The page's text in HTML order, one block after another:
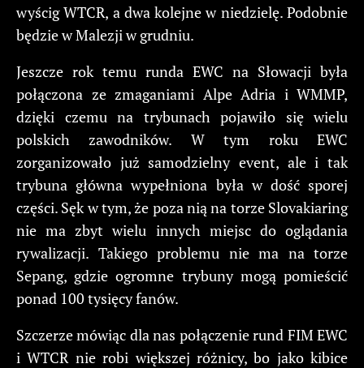
wyścig WTCR, a dwa kolejne w niedzielę. Podobnie
będzie w Malezji w grudniu.
Jeszcze rok temu runda EWC na Słowacji była
połączona ze zmaganiami Alpe Adria i WMMP,
dzięki czemu na trybunach pojawiło się wielu
polskich zawodników. W tym roku EWC
zorganizowało już samodzielny event, ale i tak
trybuna główna wypełniona była w dość sporej
części. Sęk w tym, że poza nią na torze Slovakiaring
nie ma zbyt wielu innych miejsc do oglądania
rywalizacji. Takiego problemu nie ma na torze
Sepang, gdzie ogromne trybuny mogą pomieścić
ponad 100 tysięcy fanów.
Szczerze mówiąc dla nas połączenie rund FIM EWC
i WTCR nie robi większej różnicy, bo jako kibice